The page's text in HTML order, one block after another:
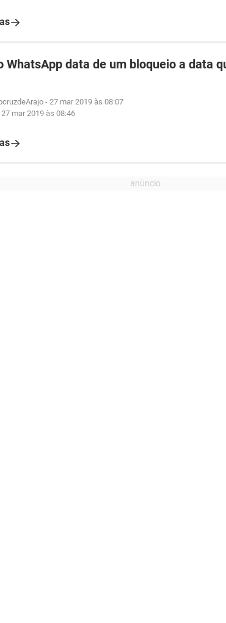
WhatsApp data de um bloqueio a data
- 27 mar 2019 às 08:07
27 mar 2019 às 08:46